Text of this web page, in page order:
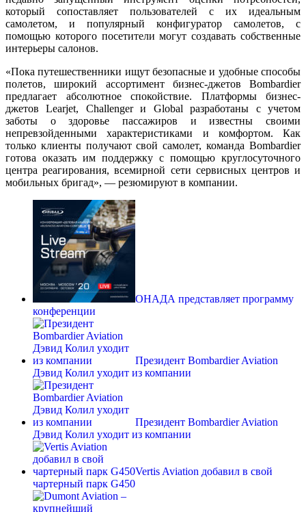
который сопоставляет пользователей с их идеальным
самолетом, и популярный конфигуратор самолетов, с
помощью которого посетители могут создавать собственные
интерьеры салонов.
«Пока путешественники ищут безопасные и удобные способы
полетов, широкий ассортимент бизнес-джетов Bombardier
предлагает абсолютное спокойствие. Платформы бизнес-
джетов Learjet, Challenger и Global разработаны с учетом
заботы о здоровье пассажиров и известны своими
непревзойденными характеристиками и комфортом. Как
только клиенты получают свой самолет, команда Bombardier
готова оказать им поддержку с помощью круглосуточного
центра реагирования, всемирной сети сервисных центров и
мобильных бригад», — резюмируют в компании.
ОНАДА представляет программу
конференции
Президент Bombardier Aviation
Дэвид Колил уходит из компании
Президент Bombardier Aviation
Дэвид Колил уходит из компании
Vertis Aviation добавил в свой
чартерный парк G450